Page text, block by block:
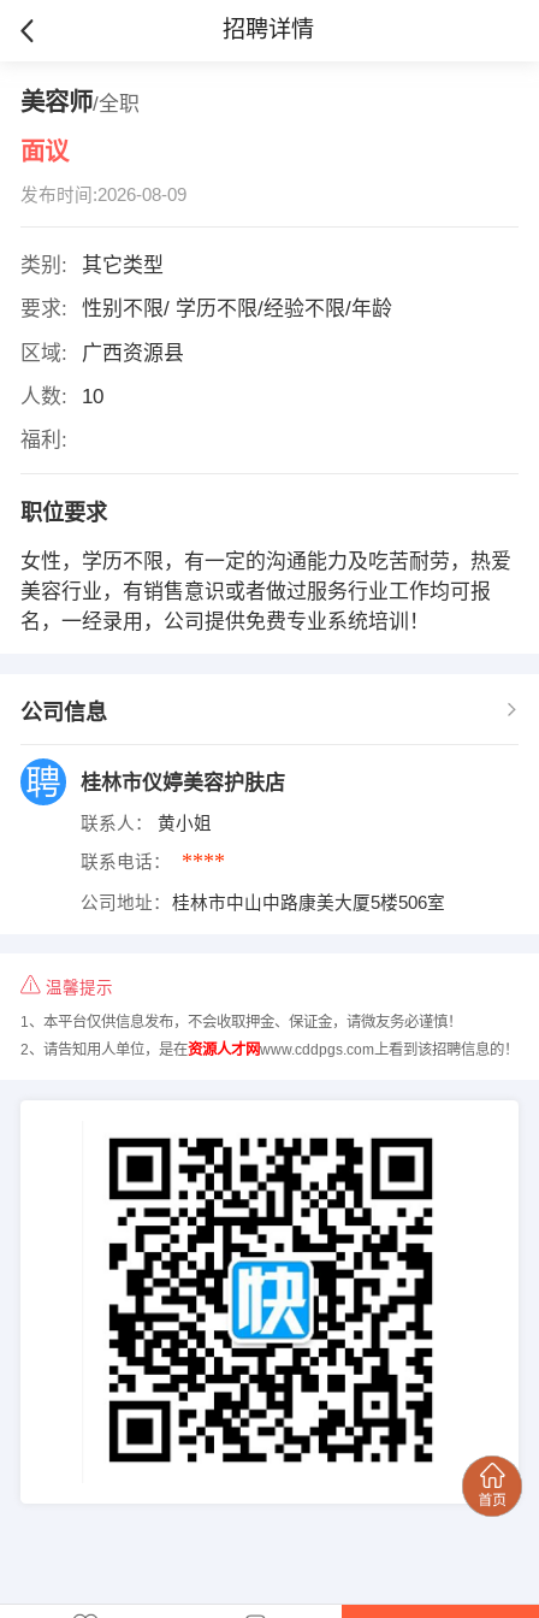
招聘详情
美容师/全职
面议
发布时间:2026-08-09
类别:
其它类型
要求:
性别不限/ 学历不限/经验不限/年龄
区域:
广西资源县
人数:
10
福利:
职位要求
女性，学历不限，有一定的沟通能力及吃苦耐劳，热爱
美容行业，有销售意识或者做过服务行业工作均可报
名，一经录用，公司提供免费专业系统培训！
公司信息
桂林市仪婷美容护肤店
联系人： 黄小姐
联系电话： ****
公司地址： 桂林市中山中路康美大厦5楼506室
温馨提示
1、本平台仅供信息发布，不会收取押金、保证金，请微友务必谨慎！
2、请告知用人单位，是在资源人才网www.cddpgs.com上看到该招聘信息的！